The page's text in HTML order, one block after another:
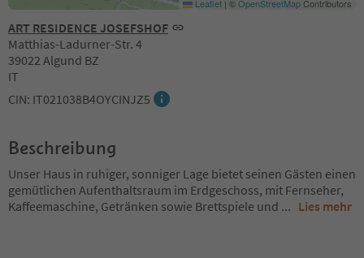
ART RESIDENCE JOSEFSHOF
Matthias-Ladurner-Str. 4
39022 Algund BZ
IT
CIN: IT021038B4OYCINJZ5
Leaflet | ©OpenStreetMapContributors
Beschreibung
Unser Haus in ruhiger, sonniger Lage bietet seinen Gästen einen
gemütlichen Aufenthaltsraum im Erdgeschoss, mit Fernseher,
Kaffeemaschine, Getränken sowie Brettspiele und ... Lies mehr